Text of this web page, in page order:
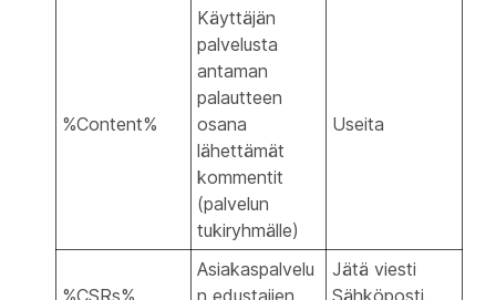
%Content%
Käyttäjän
palvelusta
antaman
palautteen
osana
lähettämät
kommentit
(palvelun
tukiryhmälle)
Useita
%CSRs%
Asiakaspalvelu
n edustajien
Jätä viesti
Sähköposti,